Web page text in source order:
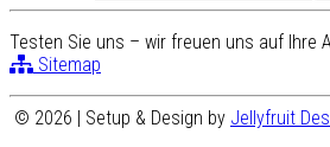
Testen Sie uns – wir freuen uns auf Ihre
Sitemap
© 2026 | Setup & Design by Jellyfruit